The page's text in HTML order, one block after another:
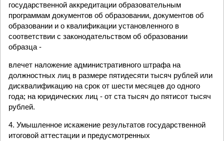
государственной аккредитации образовательным
программам документов об образовании, документов об
образовании и о квалификации установленного в
соответствии с законодательством об образовании
образца -
влечет наложение административного штрафа на
должностных лиц в размере пятидесяти тысяч рублей или
дисквалификацию на срок от шести месяцев до одного
года; на юридических лиц - от ста тысяч до пятисот тысяч
рублей.
4. Умышленное искажение результатов государственной
итоговой аттестации и предусмотренных